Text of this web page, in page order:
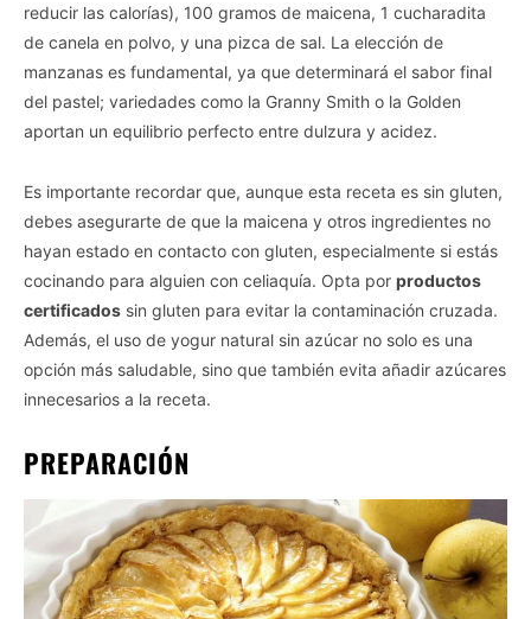
reducir las calorías), 100 gramos de maicena, 1 cucharadita
de canela en polvo, y una pizca de sal. La elección de
manzanas es fundamental, ya que determinará el sabor final
del pastel; variedades como la Granny Smith o la Golden
aportan un equilibrio perfecto entre dulzura y acidez.
Es importante recordar que, aunque esta receta es sin gluten,
debes asegurarte de que la maicena y otros ingredientes no
hayan estado en contacto con gluten, especialmente si estás
cocinando para alguien con celiaquía. Opta por productos
certificados sin gluten para evitar la contaminación cruzada.
Además, el uso de yogur natural sin azúcar no solo es una
opción más saludable, sino que también evita añadir azúcares
innecesarios a la receta.
PREPARACIÓN